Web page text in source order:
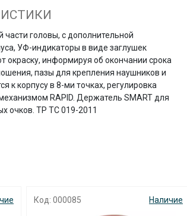
части головы, с дополнительной
УФ-индикаторы в виде заглушек
окраску, информируя об окончании срока
пазы для крепления наушников и
к корпусу в 8-ми точках, регулировка
RAPID. Держатель SMART для
очков. ТР ТС 019-2011
Код: 000085 Наличие